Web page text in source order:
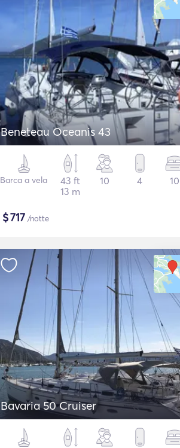
Beneteau Oceanis 43
Barca a vela
43 ft
13 m
10 4 10
$717 /notte
Bavaria 50 Cruiser